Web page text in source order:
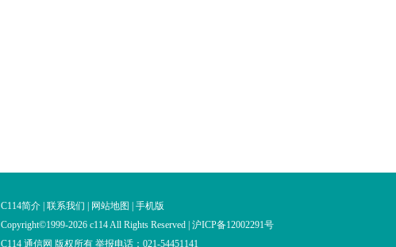
C114简介 联系我们 网站地图
手机版
Copyright©1999-2026 c114 All Rights Reserved | 沪ICP备12002291号
C114 通信网 版权所有 举报电话：021-54451141